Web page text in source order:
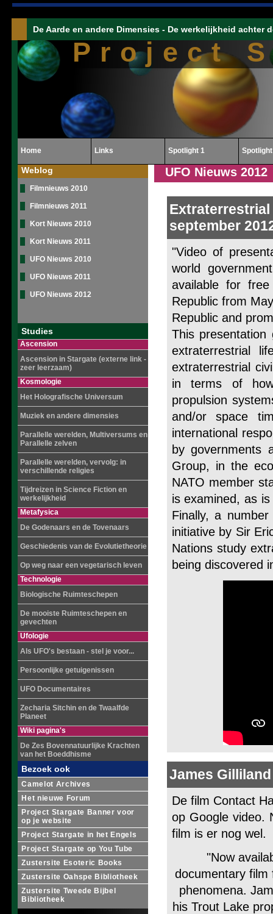
Project
De Aarde en andere Dimensies - De werkelijkheid achter
Home Links Spotlight 1
Weblog
Filmnieuws 2010
Filmnieuws 2011
Kort Nieuws 2010
Kort Nieuws 2011
UFO Nieuws 2010
UFO Nieuws 2011
UFO Nieuws 2012
Studies
Ascension
Ascension in Stargate (externe link -
zeer leerzaam)
Kosmologie
Het Holografische Universum
Muziek en andere dimensies
Parallelle werelden, Multiversums en
Parallelle zelven
Parallelle werelden, vervolg: in
verschillende religies
Tijdreizen in Science Fiction en
werkelijkheid
Metafysica
De Godenaars en de Tovenaars
Geschiedenis van de Evolutietheorie
Op weg naar een vegetarisch leven
Technologie
Biologische Ruimteschepen
De mooiste Ruimteschepen en
gevechten
Ufologie
Als UFO's bestaan - stel je voor...
Persoonlijke getuigenissen
UFO Documentaires
Zecharia Sitchin en de Twaalfde
Planeet
Wiki pagina's
De Zes Bovennatuurlijke Krachten
van het Boeddhisme
Bezoek ook
Camelot Archives
Het nieuwe Forum
Project Stargate Banner voor
op je website
Project Stargate in het Engels
Project Stargate op You Tube
Zustersite Esoteric Books
Zustersite Oahspe Bibliotheek
Zustersite Tweede Bijbel
Bibliotheek
UFO Nieuws 2012
september
"Video of
world
available for
Republic from
Republic and
This presentation
extraterrestrial
extraterrestrial
in terms of
propulsion
and/or space
international
by governments
Group, in the
NATO member
is examined, as
Finally, a
initiative by Sir
Nations study
being discovered
James Gilliland
De film Contact
op Google video.
film is er nog wel.
"Now
documentary film
phenomena.
his Trout Lake